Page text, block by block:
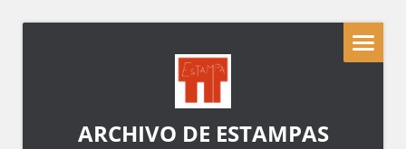
ARCHIVO DE ESTAMPAS